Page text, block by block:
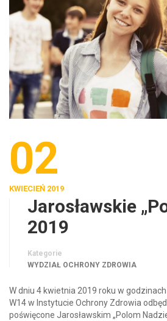
02
KWIECIEŃ 2019
Jarosławskie
2019
Kategorie
WYDZIAŁ OCHRONY ZDROWIA
W dniu 4 kwietnia 2019 roku w
W14 w Instytucie Ochrony Zdrowia
poświęcone Jarosławskim „Polom